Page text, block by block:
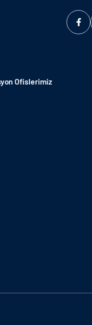
Ofislerimiz